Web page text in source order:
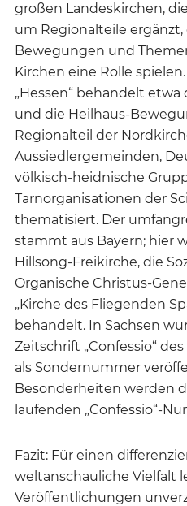
großen Landeskirchen,
um Regionalteile
Bewegungen und
Kirchen eine Rolle
„Hessen“ behandelt etwa
und die Heilhaus-
Regionalteil der
Aussiedlergemeinden,
völkisch-heidnische
Tarnorganisationen der
thematisiert. Der
stammt aus Bayern; hier
Hillsong-Freikirche, die
Organische Christus-
„Kirche des Fliegenden
behandelt. In Sachsen
Zeitschrift „Confessio“
als Sondernummer
Besonderheiten werden
laufenden „Confessio“-
Fazit: Für einen
weltanschauliche Vielfalt
Veröffentlichungen